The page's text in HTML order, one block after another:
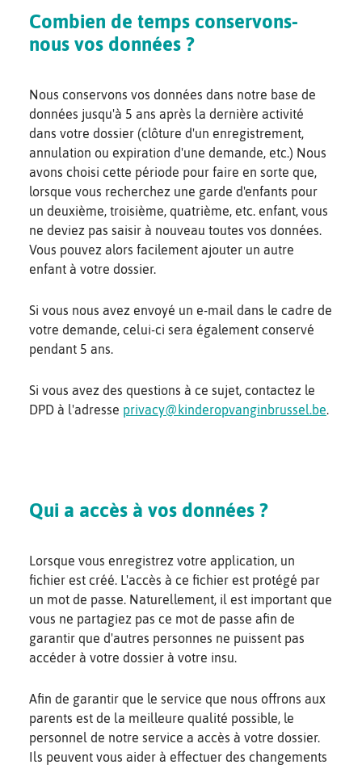
Combien de temps conservons-
nous vos données ?
Nous conservons vos données dans notre base de
données jusqu'à 5 ans après la dernière activité
dans votre dossier (clôture d'un enregistrement,
annulation ou expiration d'une demande, etc.) Nous
avons choisi cette période pour faire en sorte que,
lorsque vous recherchez une garde d'enfants pour
un deuxième, troisième, quatrième, etc. enfant, vous
ne deviez pas saisir à nouveau toutes vos données.
Vous pouvez alors facilement ajouter un autre
enfant à votre dossier.
Si vous nous avez envoyé un e-mail dans le cadre de
votre demande, celui-ci sera également conservé
pendant 5 ans.
Si vous avez des questions à ce sujet, contactez le
DPD à l'adresse privacy@kinderopvanginbrussel.be.
Qui a accès à vos données ?
Lorsque vous enregistrez votre application, un
fichier est créé. L'accès à ce fichier est protégé par
un mot de passe. Naturellement, il est important que
vous ne partagiez pas ce mot de passe afin de
garantir que d'autres personnes ne puissent pas
accéder à votre dossier à votre insu.
Afin de garantir que le service que nous offrons aux
parents est de la meilleure qualité possible, le
personnel de notre service a accès à votre dossier.
Ils peuvent vous aider à effectuer des changements